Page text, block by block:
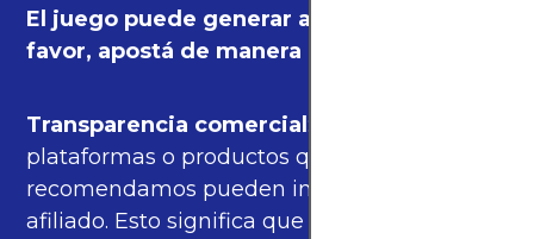
El juego puede generar adicción. Por
favor, apostá de manera responsable.
Transparencia comercial: algunas de las
plataformas o productos que
recomendamos pueden incluir enlaces de
afiliado. Esto significa que podríamos recibir